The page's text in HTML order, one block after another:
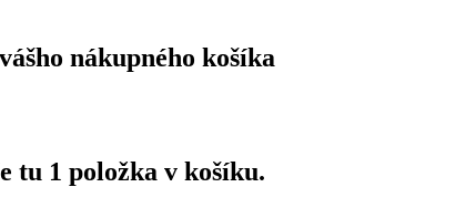
nákupného košíka
tu 1 položka v košíku.